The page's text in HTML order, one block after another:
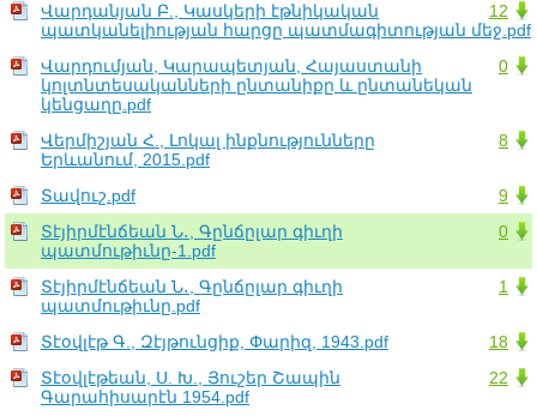
12
Վարդանյան Բ., Կասկերի էթնիկական
պատկանելիության հարցը պատմագիտության մեջ.pdf
0
Վարդումյան, Կարապետյան, Հայաստանի
կոլտնտեսականների ընտանիքը և ընտանեկան
կենցաղը.pdf
8
Վերմիշյան Հ., Լոկալ ինքնությունները
Երևանում, 2015.pdf
9
Տավուշ.pdf
0
Տէյիրմէնճեան Ն․, Գընճըլար գիւղի
պատմութիւնը-1.pdf
1
Տէյիրմէնճեան Ն․, Գընճըլար գիւղի
պատմութիւնը.pdf
18
Տէօվլէթ Գ., Զէյթունցիք, Փարիզ, 1943.pdf
22
Տէօվլէթեան, Ս. Խ., Յուշեր Շապին
Գարահիսարէն 1954.pdf